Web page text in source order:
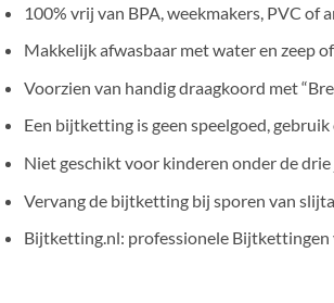
100% vrij van BPA, weekmakers, PVC of
Makkelijk afwasbaar met water en zeep
Voorzien van handig draagkoord met
Een bijtketting is geen speelgoed,
Niet geschikt voor kinderen onder de drie
Vervang de bijtketting bij sporen van
Bijtketting.nl: professionele Bijtkettingen